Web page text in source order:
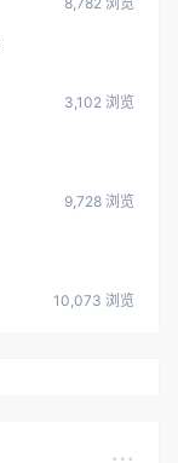
3,102 浏览
9,728 浏览
10,073 浏览